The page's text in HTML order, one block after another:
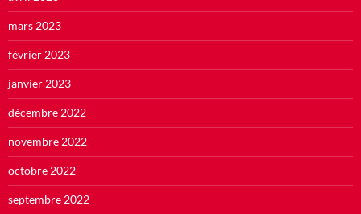
mars 2023
février 2023
janvier 2023
décembre 2022
novembre 2022
octobre 2022
septembre 2022